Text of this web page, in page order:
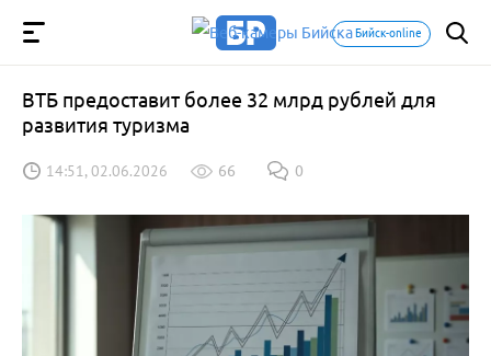
Бийск-online
ВТБ предоставит более 32 млрд рублей для
развития туризма
14:51, 02.06.2026 66 0